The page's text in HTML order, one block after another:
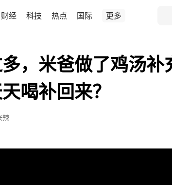
财经 科技 热点 国际 更多
，米爸做了鸡汤补
喝补回来？
辣